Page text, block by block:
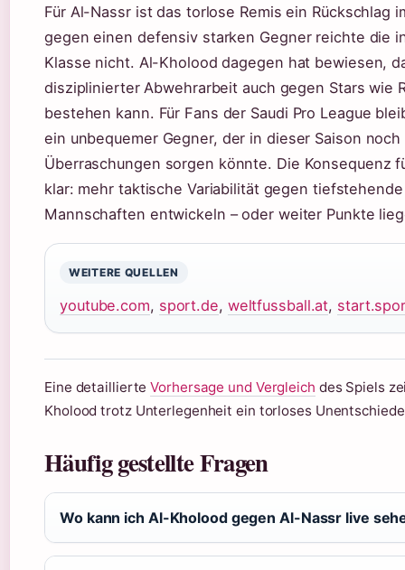
Für Al-Nassr ist das torlose Remis ein Rückschlag
gegen einen defensiv starken Gegner reichte die
Klasse nicht. Al-Kholood dagegen hat bewiesen,
disziplinierter Abwehrarbeit auch gegen Stars wie
bestehen kann. Für Fans der Saudi Pro League
ein unbequemer Gegner, der in dieser Saison noch
Überraschungen sorgen könnte. Die Konsequenz
klar: mehr taktische Variabilität gegen tiefstehende
Mannschaften entwickeln – oder weiter Punkte
WEITERE QUELLEN
youtube.com, sport.de, weltfussball.at,
Eine detaillierteVorhersage und Vergleich des Spiels
Kholood trotz Unterlegenheit ein torloses
Häufig gestellte Fragen
Wo kann ich Al-Kholood gegen Al-Nassr live